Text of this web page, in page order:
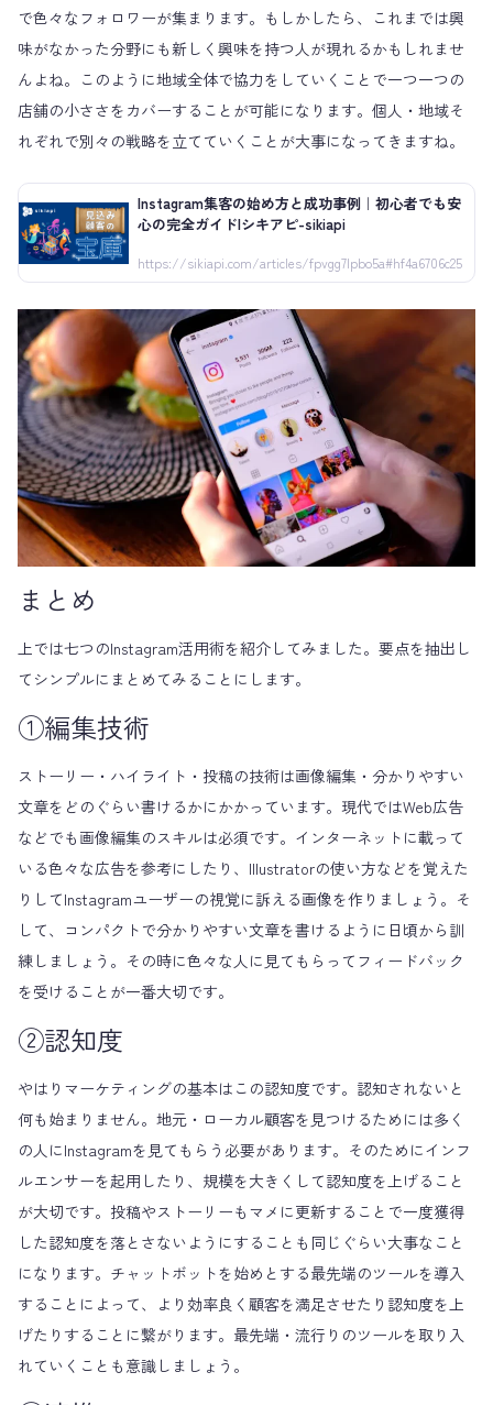
で色々なフォロワーが集まります。もしかしたら、これまでは興
味がなかった分野にも新しく興味を持つ人が現れるかもしれませ
んよね。このように地域全体で協力をしていくことで一つ一つの
店舗の小ささをカバーすることが可能になります。個人・地域そ
れぞれで別々の戦略を立てていくことが大事になってきますね。
Instagram集客の始め方と成功事例｜初心者でも安
心の完全ガイド|シキアピ-sikiapi
https://sikiapi.com/articles/fpvgg7lpbo5a#hf4a6706c25
まとめ
上では七つのInstagram活用術を紹介してみました。要点を抽出し
てシンプルにまとめてみることにします。
①編集技術
ストーリー・ハイライト・投稿の技術は画像編集・分かりやすい
文章をどのぐらい書けるかにかかっています。現代ではWeb広告
などでも画像編集のスキルは必須です。インターネットに載って
いる色々な広告を参考にしたり、Illustratorの使い方などを覚えた
りしてInstagramユーザーの視覚に訴える画像を作りましょう。そ
して、コンパクトで分かりやすい文章を書けるように日頃から訓
練しましょう。その時に色々な人に見てもらってフィードバック
を受けることが一番大切です。
②認知度
やはりマーケティングの基本はこの認知度です。認知されないと
何も始まりません。地元・ローカル顧客を見つけるためには多く
の人にInstagramを見てもらう必要があります。そのためにインフ
ルエンサーを起用したり、規模を大きくして認知度を上げること
が大切です。投稿やストーリーもマメに更新することで一度獲得
した認知度を落とさないようにすることも同じぐらい大事なこと
になります。チャットボットを始めとする最先端のツールを導入
することによって、より効率良く顧客を満足させたり認知度を上
げたりすることに繋がります。最先端・流行りのツールを取り入
れていくことも意識しましょう。